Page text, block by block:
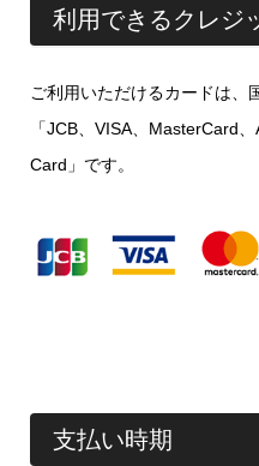
利用できるクレジ
ご利用いただけるカードは、
「JCB、VISA、MasterCard
Card」です。
支払い時期